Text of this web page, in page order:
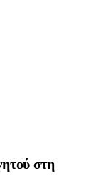
στη